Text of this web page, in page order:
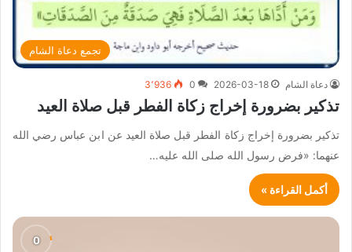
تجمع دعاة الشام
دعاة الشام 2026-03-18
0 3٬936
تذكير بضرورة إخراج زكاة الفطر قبل صلاة العيد
تذكير بضرورة إخراج زكاة الفطر قبل صلاة العيد عن ابن عباس رضي الله
عنهما: «فرض رسول الله صلى الله عليه…
أكمل القراءة »